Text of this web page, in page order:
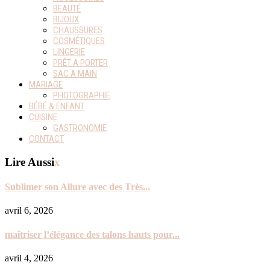
BEAUTÉ
BIJOUX
CHAUSSURES
COSMÉTIQUES
LINGERIE
PRÊT A PORTER
SAC A MAIN
MARIAGE
PHOTOGRAPHIE
BÉBÉ & ENFANT
CUISINE
GASTRONOMIE
CONTACT
Lire Aussix
Sublimer son Allure avec des Très...
avril 6, 2026
maîtriser l’élégance des talons hauts pour...
avril 4, 2026